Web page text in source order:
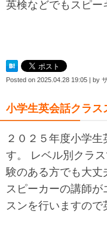
英検などでもスピ
Posted on 2025.04.28 19:05 by
小学生英会話クラス
２０２５年度小学
す。 レベル別クラ
験のある方でも大
スピーカーの講師
スンを行いますの